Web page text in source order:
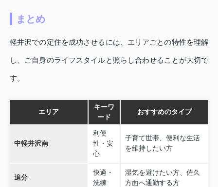
まとめ
軽井沢での定住を成功させるには、エリアごとの特性を理解
し、ご自身のライフスタイルと照らし合わせることが大切で
す。
エリア
キーワ
ード
おすすめのタイプ
中軽井沢南
利便
性・安
心
子育て世帯、便利な生活
を維持したい方
追分
快適・
洗練
湿気を避けたい方、佐久
方面へ通勤する方